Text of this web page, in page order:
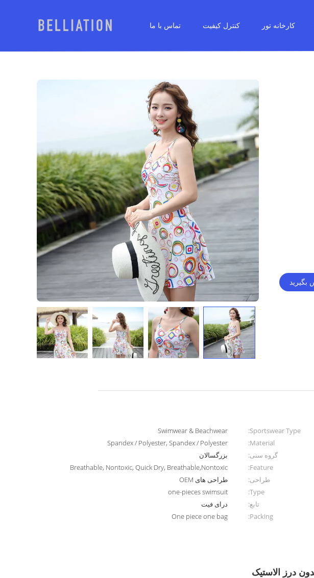
کارخانه تور کنترل کیفیت تماس با ما
بگیرید
Sportswear Type:
Swimwear & Beachwear
Material:
Spandex / Polyester, Spandex / Polyester
گروه سنی:
بزرگسالان
Feature:
Breathable, Nontoxic, Quick Dry, Breathable,Nontoxic
طراحی:
طراحی های OEM
Type:
one-pieces swimsuit
تابع:
درای فیت
Packing:
One piece one bag
درز الاستیک